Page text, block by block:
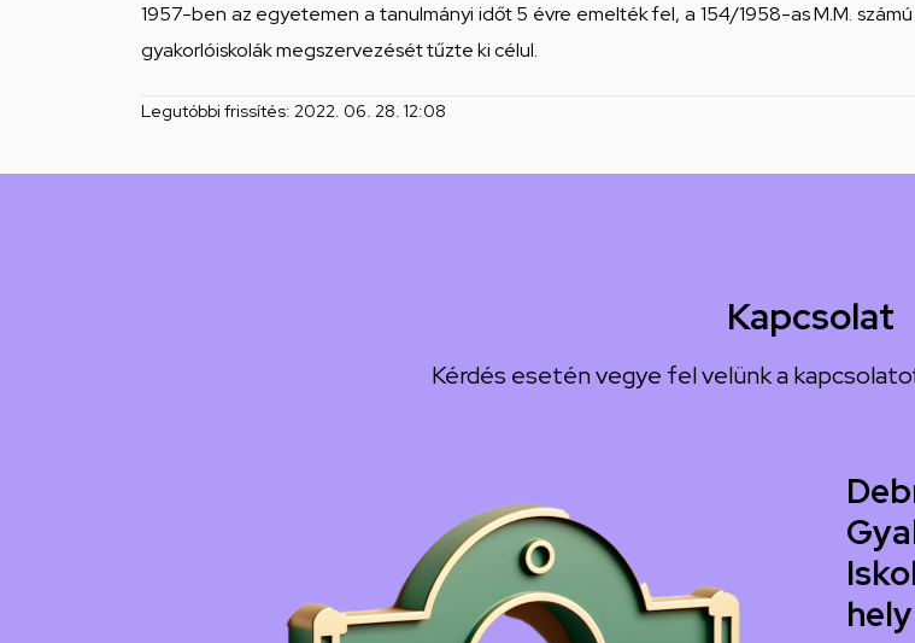
Csengő1957-ben az egyetemen a tanulmányi időt 5 évre emelték fel, a 154/1958-as M.M.
gyakorlóiskolák megszervezését tűzte ki célul.
Legutóbbi frissítés: 2022. 06. 28. 12:08
Kapcsolat
Kérdés esetén vegye fel velünk a